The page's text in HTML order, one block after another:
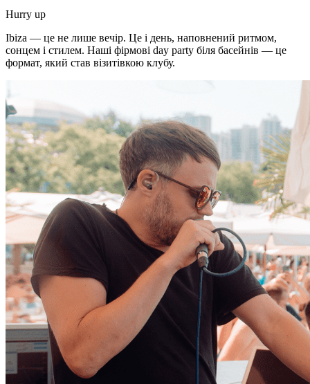
Hurry up
Ibiza — це не лише вечір. Це і день, наповнений ритмом,
сонцем і стилем. Наші фірмові day party біля басейнів — це
формат, який став візитівкою клубу.